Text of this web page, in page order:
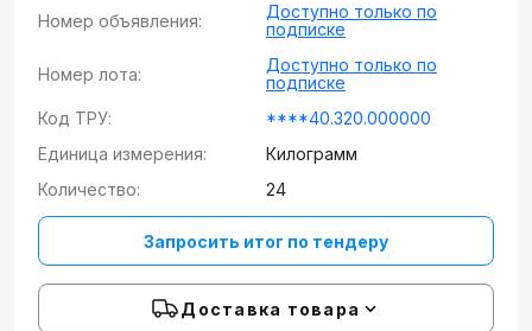
Номер объявления:
Доступно только по
подписке
Номер лота:
Доступно только по
подписке
Код ТРУ:
****40.320.000000
Единица измерения:
Килограмм
Количество:
24
Запросить итог по тендеру
Доставка товара